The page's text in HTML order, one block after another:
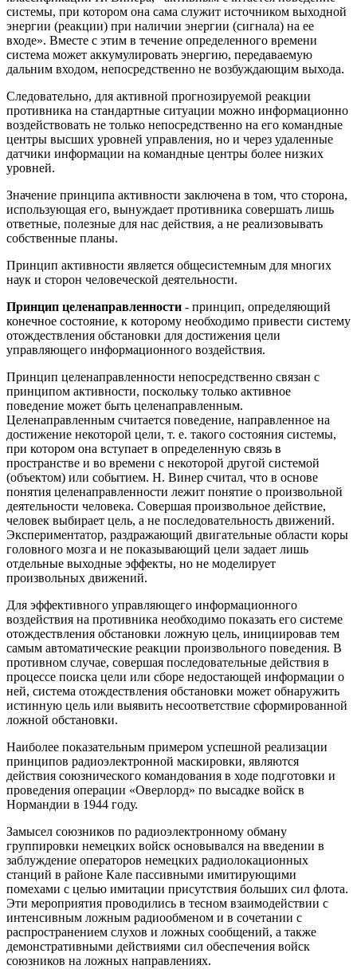
системы, при котором она сама служит источником выходной
энергии (реакции) при наличии энергии (сигнала) на ее
входе». Вместе с этим в течение определенного времени
система может аккумулировать энергию, передаваемую
дальним входом, непосредственно не возбуждающим выхода.
Следовательно, для активной прогнозируемой реакции
противника на стандартные ситуации можно информационно
воздействовать не только непосредственно на его командные
центры высших уровней управления, но и через удаленные
датчики информации на командные центры более низких
уровней.
Значение принципа активности заключена в том, что сторона,
использующая его, вынуждает противника совершать лишь
ответные, полезные для нас действия, а не реализовывать
собственные планы.
Принцип активности является общесистемным для многих
наук и сторон человеческой деятельности.
Принцип целенаправленности - принцип, определяющий
конечное состояние, к которому необходимо привести систему
отождествления обстановки для достижения цели
управляющего информационного воздействия.
Принцип целенаправленности непосредственно связан с
принципом активности, поскольку только активное
поведение может быть целенаправленным.
Целенаправленным считается поведение, направленное на
достижение некоторой цели, т. е. такого состояния системы,
при котором она вступает в определенную связь в
пространстве и во времени с некоторой другой системой
(объектом) или событием. Н. Винер считал, что в основе
понятия целенаправленности лежит понятие о произвольной
деятельности человека. Совершая произвольное действие,
человек выбирает цель, а не последовательность движений.
Экспериментатор, раздражающий двигательные области коры
головного мозга и не показывающий цели задает лишь
отдельные выходные эффекты, но не моделирует
произвольных движений.
Для эффективного управляющего информационного
воздействия на противника необходимо показать его системе
отождествления обстановки ложную цель, инициировав тем
самым автоматические реакции произвольного поведения. В
противном случае, совершая последовательные действия в
процессе поиска цели или сборе недостающей информации о
ней, система отождествления обстановки может обнаружить
истинную цель или выявить несоответствие сформированной
ложной обстановки.
Наиболее показательным примером успешной реализации
принципов радиоэлектронной маскировки, являются
действия союзнического командования в ходе подготовки и
проведения операции «Оверлорд» по высадке войск в
Нормандии в 1944 году.
Замысел союзников по радиоэлектронному обману
группировки немецких войск основывался на введении в
заблуждение операторов немецких радиолокационных
станций в районе Кале пассивными имитирующими
помехами с целью имитации присутствия больших сил флота.
Эти мероприятия проводились в тесном взаимодействии с
интенсивным ложным радиообменом и в сочетании с
распространением слухов и ложных сообщений, а также
демонстративными действиями сил обеспечения войск
союзников на ложных направлениях.